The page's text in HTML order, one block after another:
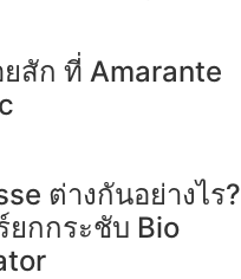
สัก ที่ Amarante
ต่างกันอย่างไร?
ยกกระชับ Bio